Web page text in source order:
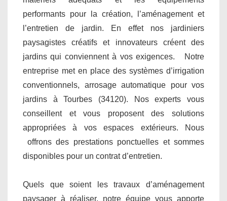
performants pour la création, l’aménagement et
l’entretien de jardin. En effet nos jardiniers
paysagistes créatifs et innovateurs créent des
jardins qui conviennent à vos exigences. Notre
entreprise met en place des systèmes d’irrigation
conventionnels, arrosage automatique pour vos
jardins à Tourbes (34120). Nos experts vous
conseillent et vous proposent des solutions
appropriées à vos espaces extérieurs. Nous
offrons des prestations ponctuelles et sommes
disponibles pour un contrat d’entretien.
Quels que soient les travaux d’aménagement
paysager à réaliser, notre équipe vous apporte